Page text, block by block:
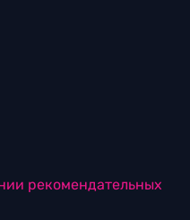
рекомендательных